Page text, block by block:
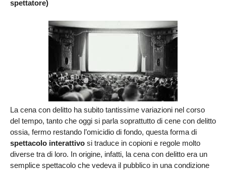
spettatore)
La cena con delitto ha subito tantissime variazioni nel corso
del tempo, tanto che oggi si parla soprattutto di cene con delitto
ossia, fermo restando l’omicidio di fondo, questa forma di
spettacolo interattivo si traduce in copioni e regole molto
diverse tra di loro. In origine, infatti, la cena con delitto era un
semplice spettacolo che vedeva il pubblico in una condizione